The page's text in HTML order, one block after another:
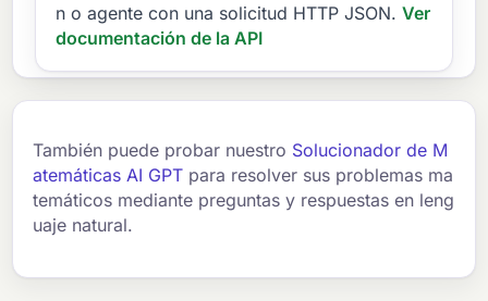
n o agente con una solicitud HTTP JSON. Ver
documentación de la API
También puede probar nuestro Solucionador de M
atemáticas AI GPT para resolver sus problemas ma
temáticos mediante preguntas y respuestas en leng
uaje natural.